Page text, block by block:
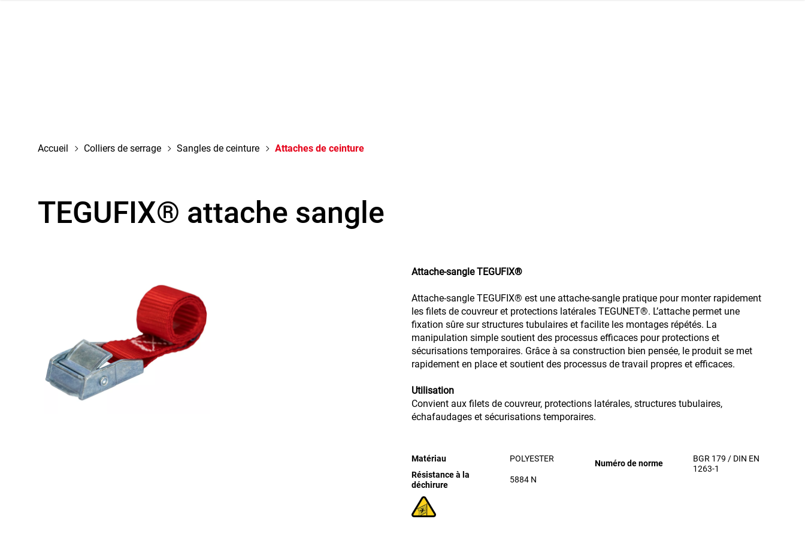
Accueil Colliers de serrage Sangles de ceinture Attaches de ceinture
TEGUFIX® attache sangle
Attache-sangle TEGUFIX®
Attache-sangle TEGUFIX® est une attache-sangle pratique pour monter rapidement
les filets de couvreur et protections latérales TEGUNET®. L’attache permet une
fixation sûre sur structures tubulaires et facilite les montages répétés. La
manipulation simple soutient des processus efficaces pour protections et
sécurisations temporaires. Grâce à sa construction bien pensée, le produit se met
rapidement en place et soutient des processus de travail propres et efficaces.
Utilisation
Convient aux filets de couvreur, protections latérales, structures tubulaires,
échafaudages et sécurisations temporaires.
Matériau
POLYESTER
Résistance à la
déchirure
5884 N
Numéro de norme
BGR 179 / DIN EN
1263-1